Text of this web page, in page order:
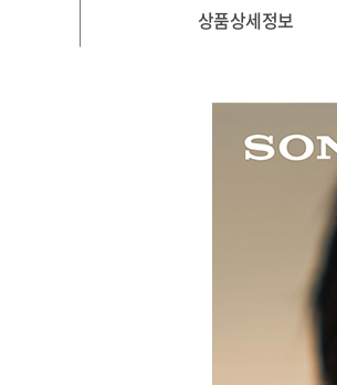
상품상세정보